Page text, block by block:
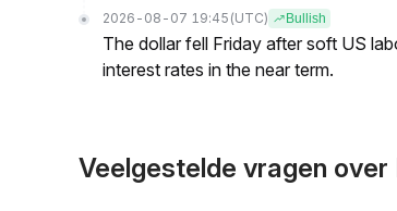
2026-08-07 19:45 (UTC) Bullish
The dollar fell Friday after soft US
interest rates in the near term.
Veelgestelde vragen over